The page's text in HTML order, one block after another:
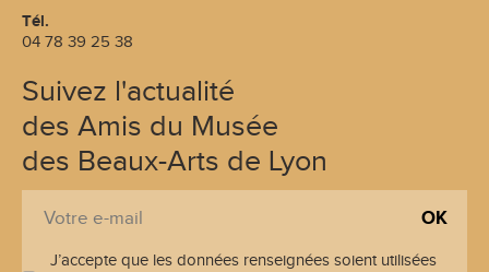
Tél.
04 78 39 25 38
Suivez l'actualité
des Amis du Musée
des Beaux-Arts de Lyon
J’accepte que les données renseignées soient utilisées